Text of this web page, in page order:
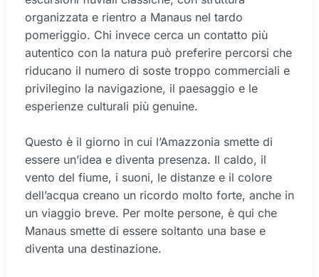
organizzata e rientro a Manaus nel tardo
pomeriggio. Chi invece cerca un contatto più
autentico con la natura può preferire percorsi che
riducano il numero di soste troppo commerciali e
privilegino la navigazione, il paesaggio e le
esperienze culturali più genuine.
Questo è il giorno in cui l’Amazzonia smette di
essere un’idea e diventa presenza. Il caldo, il
vento del fiume, i suoni, le distanze e il colore
dell’acqua creano un ricordo molto forte, anche in
un viaggio breve. Per molte persone, è qui che
Manaus smette di essere soltanto una base e
diventa una destinazione.